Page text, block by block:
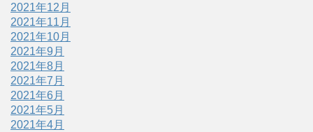
2021年12月
2021年11月
2021年10月
2021年9月
2021年8月
2021年7月
2021年6月
2021年5月
2021年4月